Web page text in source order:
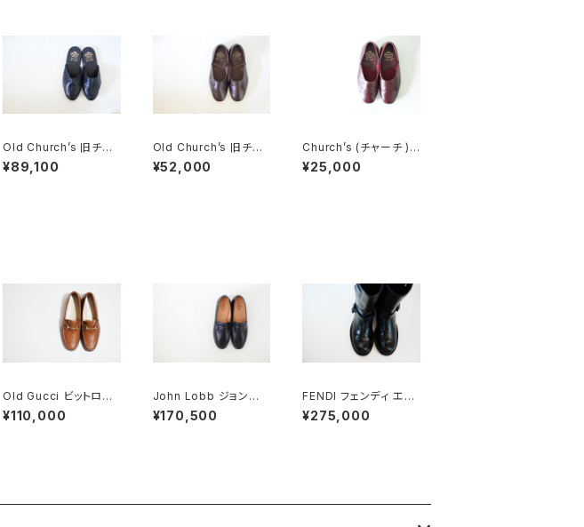
Old Church’s 旧チャ
ーチ 四都市 Air Trave
l エアトラベル 8F DEA
¥89,100
Old Church’s 旧チャ
ーチ 四都市 Ajax ドク
ターシューズ UK7.5
¥52,000
Church’s (チャーチ )ド
クターシューズ UK6
¥25,000
Old Gucci ビットロー
ファー 41 E Brown De
adstock
¥110,000
John Lobb ジョンロ
ブ CORTEZ LOPEZ
コインローファー DEA
¥170,500
FENDI フェンディ エン
ジニアブーツ 8.5
¥275,000